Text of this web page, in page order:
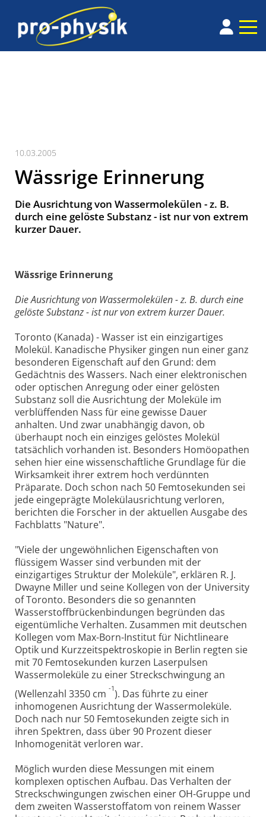
10.03.2005
Wässrige Erinnerung
Die Ausrichtung von Wassermolekülen - z. B.
durch eine gelöste Substanz - ist nur von extrem
kurzer Dauer.
Wässrige Erinnerung
Die Ausrichtung von Wassermolekülen - z. B. durch eine
gelöste Substanz - ist nur von extrem kurzer Dauer.
Toronto (Kanada) - Wasser ist ein einzigartiges
Molekül. Kanadische Physiker gingen nun einer ganz
besonderen Eigenschaft auf den Grund: dem
Gedächtnis des Wassers. Nach einer elektronischen
oder optischen Anregung oder einer gelösten
Substanz soll die Ausrichtung der Moleküle im
verblüffenden Nass für eine gewisse Dauer
anhalten. Und zwar unabhängig davon, ob
überhaupt noch ein einziges gelöstes Molekül
tatsächlich vorhanden ist. Besonders Homöopathen
sehen hier eine wissenschaftliche Grundlage für die
Wirksamkeit ihrer extrem hoch verdünnten
Präparate. Doch schon nach 50 Femtosekunden sei
jede eingeprägte Molekülausrichtung verloren,
berichten die Forscher in der aktuellen Ausgabe des
Fachblatts "Nature".
"Viele der ungewöhnlichen Eigenschaften von
flüssigem Wasser sind verbunden mit der
einzigartiges Struktur der Moleküle", erklären R. J.
Dwayne Miller und seine Kollegen von der University
of Toronto. Besonders die so genannten
Wasserstoffbrückenbindungen begründen das
eigentümliche Verhalten. Zusammen mit deutschen
Kollegen vom Max-Born-Institut für Nichtlineare
Optik und Kurzzeitspektroskopie in Berlin regten sie
mit 70 Femtosekunden kurzen Laserpulsen
Wassermoleküle zu einer Streckschwingung an
(Wellenzahl 3350 cm -1). Das führte zu einer
inhomogenen Ausrichtung der Wassermoleküle.
Doch nach nur 50 Femtosekunden zeigte sich in
ihren Spektren, dass über 90 Prozent dieser
Inhomogenität verloren war.
Möglich wurden diese Messungen mit einem
komplexen optischen Aufbau. Das Verhalten der
Streckschwingungen zwischen einer OH-Gruppe und
dem zweiten Wasserstoffatom von reinem Wasser